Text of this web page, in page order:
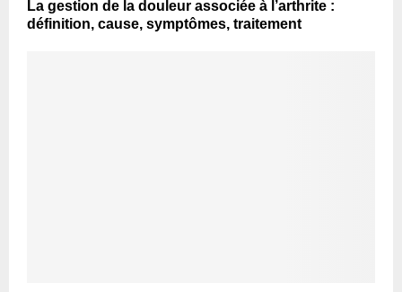
La gestion de la douleur associée à l’arthrite :
définition, cause, symptômes, traitement